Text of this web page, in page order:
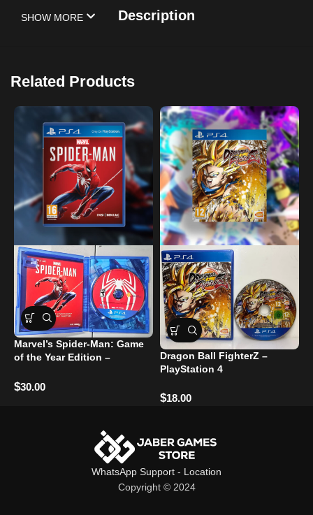
Description
SHOW MORE
Related Products
Marvel’s Spider-Man: Game
of the Year Edition –
$30.00
Dragon Ball FighterZ –
PlayStation 4
$18.00
WhatsApp Support - Location
Copyright © 2024